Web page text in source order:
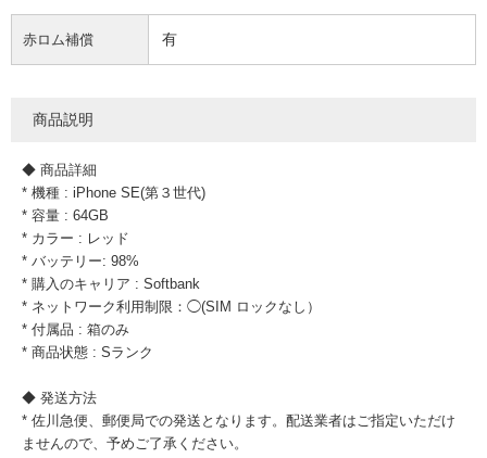
赤ロム補償 有
商品説明
◆ 商品詳細
* 機種 : iPhone SE(第３世代)
* 容量 : 64GB
* カラー : レッド
* バッテリー: 98%
* 購入のキャリア : Softbank
* ネットワーク利用制限：◯(SIM ロックなし）
* 付属品 : 箱のみ
* 商品状態 : Sランク
◆ 発送方法
* 佐川急便、郵便局での発送となります。配送業者はご指定いただけ
ませんので、予めご了承ください。